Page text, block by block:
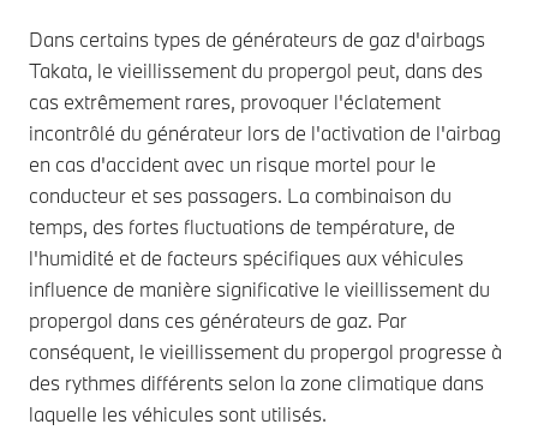
Dans certains types de générateurs de gaz d'airbags
Takata, le vieillissement du propergol peut, dans des
cas extrêmement rares, provoquer l'éclatement
incontrôlé du générateur lors de l'activation de l'airbag
en cas d'accident avec un risque mortel pour le
conducteur et ses passagers. La combinaison du
temps, des fortes fluctuations de température, de
l'humidité et de facteurs spécifiques aux véhicules
influence de manière significative le vieillissement du
propergol dans ces générateurs de gaz. Par
conséquent, le vieillissement du propergol progresse à
des rythmes différents selon la zone climatique dans
laquelle les véhicules sont utilisés.